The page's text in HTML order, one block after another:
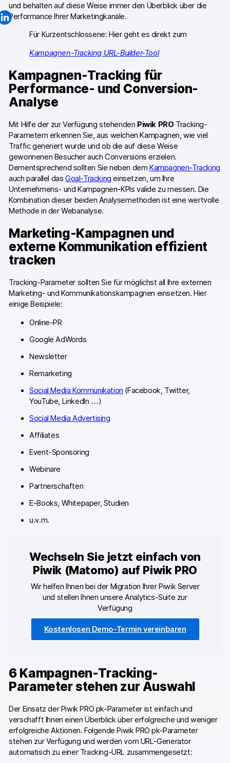
Blog
Content Katalog
Vergleiche
Playbook zur Datenaktivierung
Shopify App Playbook
Help Center
Piwik PRO Academy
Glossar
und behalten auf diese Weise immer den Überblick über die
Performance Ihrer Marketingkanäle.
Für Kurzentschlossene: Hier geht es direkt zum
Kampagnen-Tracking URL-Builder-Tool
Kampagnen-Tracking für
Performance- und Conversion-
Analyse
Mit Hilfe der zur Verfügung stehenden Piwik PRO Tracking-
Parametern erkennen Sie, aus welchen Kampagnen, wie viel
Traffic generiert wurde und ob die auf diese Weise
gewonnenen Besucher auch Conversions erzielen.
Dementsprechend sollten Sie neben demKampagnen-Tracking
auch parallel dasGoal-Tracking einsetzen, um Ihre
Unternehmens- und Kampagnen-KPIs valide zu messen. Die
Kombination dieser beiden Analysemethoden ist eine wertvolle
Methode in der Webanalyse.
Marketing-Kampagnen und
externe Kommunikation effizient
tracken
Tracking-Parameter sollten Sie für möglichst all Ihre externen
Marketing- und Kommunikationskampagnen einsetzen. Hier
einige Beispiele:
Online-PR
Google AdWords
Newsletter
Remarketing
Social Media Kommunikation (Facebook, Twitter,
YouTube, LinkedIn …)
Social Media Advertising
Affiliates
Event-Sponsoring
Webinare
Partnerschaften
E-Books, Whitepaper, Studien
u.v.m.
Wechseln Sie jetzt einfach von
Piwik (Matomo) auf Piwik PRO
Wir helfen Ihnen bei der Migration Ihrer Piwik Server
und stellen Ihnen unsere Analytics-Suite zur
Verfügung
Kostenlosen Demo-Termin vereinbaren
6 Kampagnen-Tracking-
Parameter stehen zur Auswahl
Der Einsatz der Piwik PRO pk-Parameter ist einfach und
verschafft Ihnen einen Überblick über erfolgreiche und weniger
erfolgreiche Aktionen. Folgende Piwik PRO pk-Parameter
stehen zur Verfügung und werden vom URL-Generator
automatisch zu einer Tracking-URL zusammengesetzt: